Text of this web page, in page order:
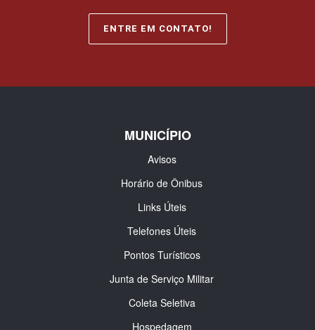
ENTRE EM CONTATO!
MUNICÍPIO
Avisos
Horário de Ônibus
Links Úteis
Telefones Úteis
Pontos Turísticos
Junta de Serviço Militar
Coleta Seletiva
Hospedagem